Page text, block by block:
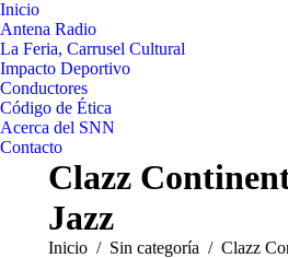
Inicio
Antena Radio
La Feria, Carrusel Cultural
Impacto Deportivo
Conductores
Código de Ética
Acerca del SNN
Contacto
Clazz
Jazz
Estás aquí:
Inicio Sin categoría Clazz